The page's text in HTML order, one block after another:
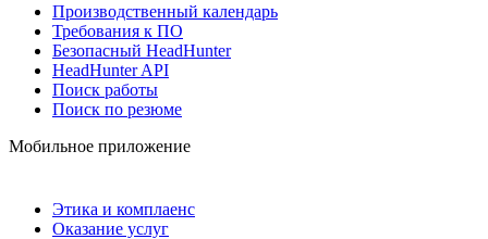
Производственный календарь
Требования к ПО
Безопасный HeadHunter
HeadHunter API
Поиск работы
Поиск по резюме
Мобильное приложение
Этика и комплаенс
Оказание услуг